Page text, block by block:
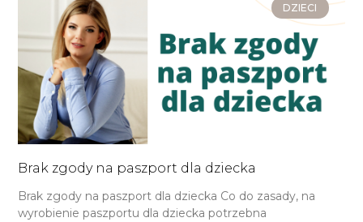
DZIECI
Brak zgody na paszport dla dziecka
Brak zgody na paszport dla dziecka Co do zasady, na
wyrobienie paszportu dla dziecka potrzebna